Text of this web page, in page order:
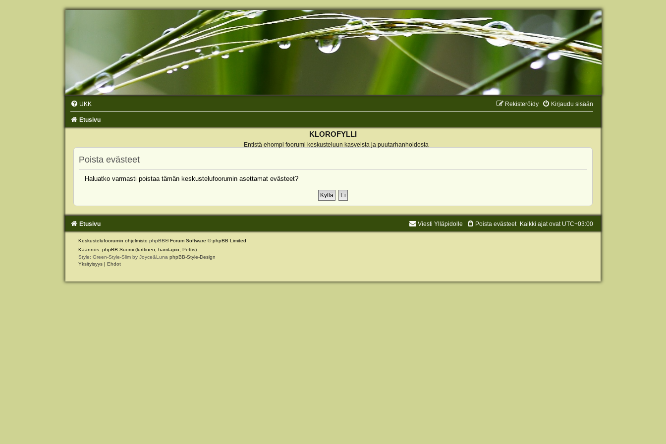
UKK Kirjaudu sisään
Rekisteröidy
Etusivu
KLOROFYLLI
Entistä ehompi foorumi keskusteluun kasveista ja puutarhanhoidosta
Poista evästeet
Haluatko varmasti poistaa tämän keskustelufoorumin asettamat evästeet?
Etusivu Kaikki ajat ovat UTC+03:00
Poista evästeet
Viesti Ylläpidolle
Keskustelufoorumin ohjelmisto phpBB® Forum Software © phpBB Limited
Käännös: phpBB Suomi (lurttinen, harritapio, Pettis)
Style: Green-Style-Slim by Joyce&Luna phpBB-Style-Design
Yksityisyys | Ehdot